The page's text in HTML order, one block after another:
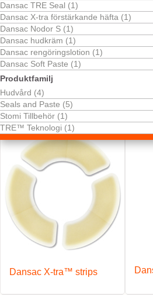
Dansac TRE Seal (1)
Dansac X-tra förstärkande häfta (1)
Dansac Nodor S (1)
Dansac hudkräm (1)
Dansac rengöringslotion (1)
Dansac Soft Paste (1)
Produktfamilj
Hudvård (4)
Seals and Paste (5)
Stomi Tillbehör (1)
TRE™ Teknologi (1)
Dansac X-tra™ strips